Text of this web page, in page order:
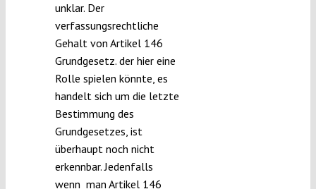
unklar. Der
verfassungsrechtliche
Gehalt von Artikel 146
Grundgesetz. der hier eine
Rolle spielen könnte, es
handelt sich um die letzte
Bestimmung des
Grundgesetzes, ist
überhaupt noch nicht
erkennbar. Jedenfalls
wenn man Artikel 146